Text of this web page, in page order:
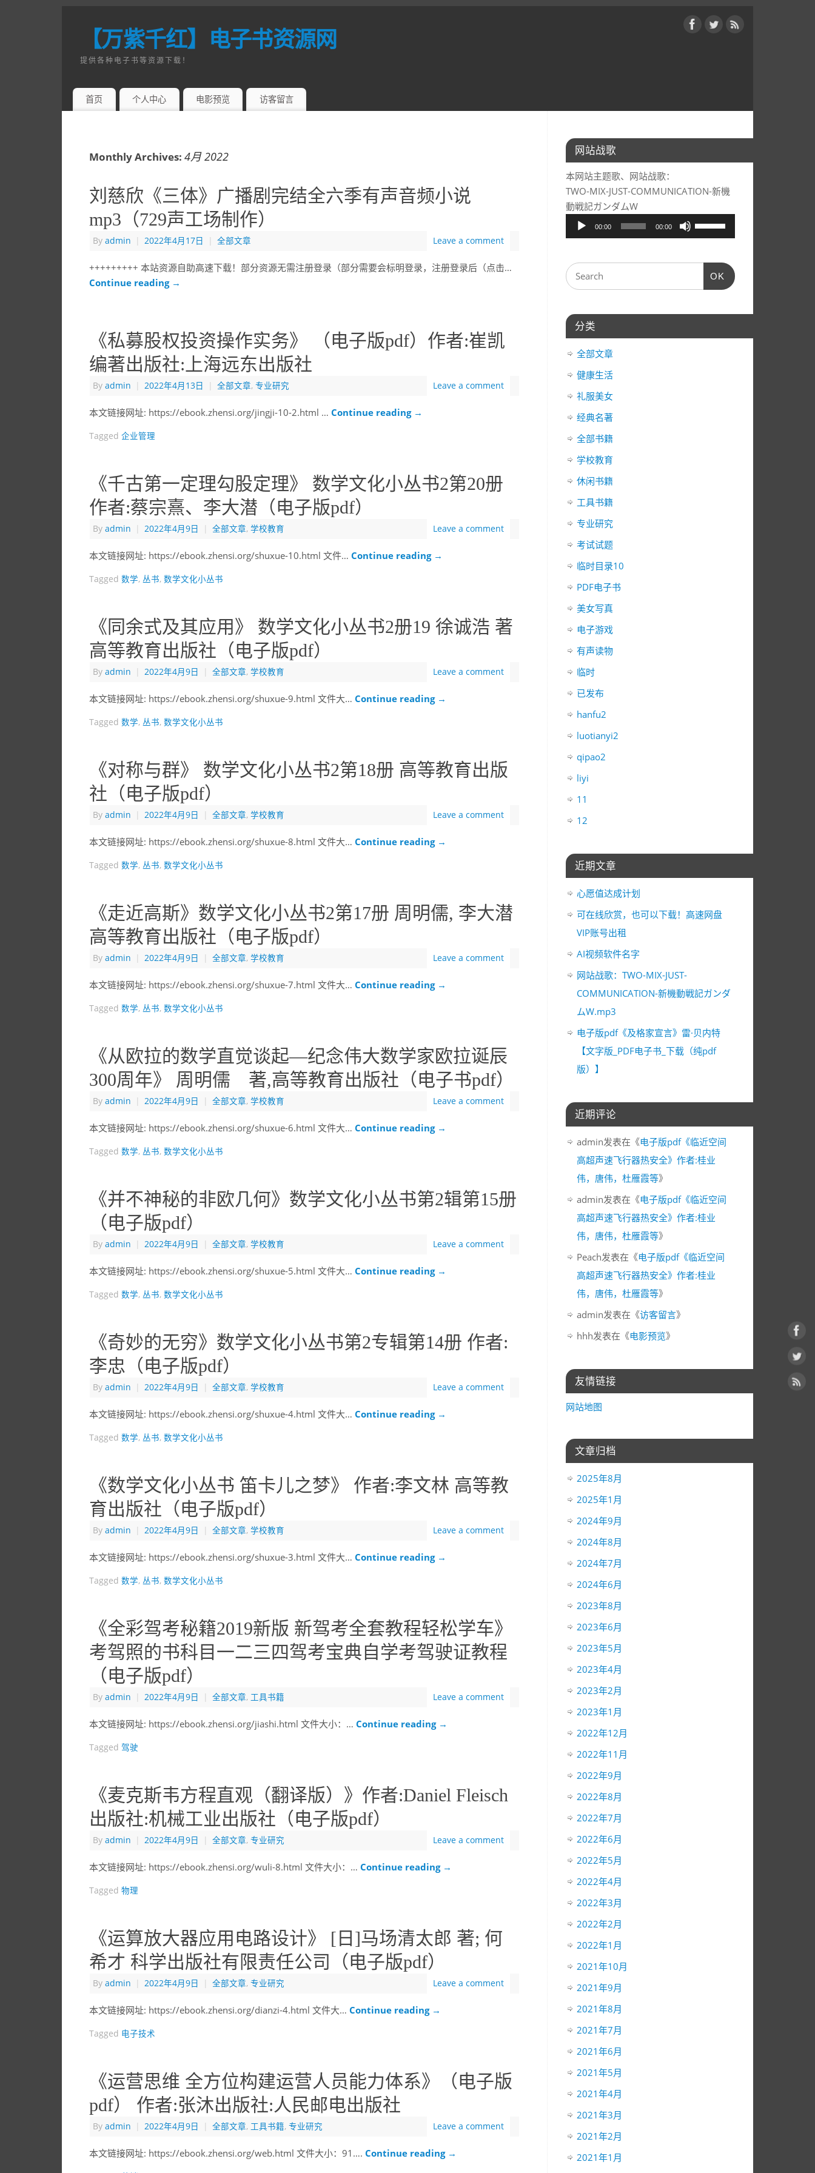
【万紫千红】电子书资源网
提供各种电子书等资源下载！
首页 个人中心 电影预览 访客留言
Monthly Archives: 4月 2022
刘慈欣《三体》广播剧完结全六季有声音频小说
mp3（729声工场制作）
By admin | 2022年4月17日 | 全部文章 Leave a comment
+++++++++ 本站资源自助高速下载！部分资源无需注册登录（部分需要会标明登录，注册登录后（点击…
Continue reading →
《私募股权投资操作实务》 （电子版pdf）作者:崔凯
编著出版社:上海远东出版社
By admin | 2022年4月13日 | 全部文章, 专业研究 Leave a comment
本文链接网址: https://ebook.zhensi.org/jingji-10-2.html … Continue reading →
Tagged 企业管理
《千古第一定理勾股定理》 数学文化小丛书2第20册
作者:蔡宗熹、李大潜（电子版pdf）
By admin | 2022年4月9日 | 全部文章, 学校教育 Leave a comment
本文链接网址: https://ebook.zhensi.org/shuxue-10.html 文件… Continue reading →
Tagged 数学, 丛书, 数学文化小丛书
《同余式及其应用》 数学文化小丛书2册19 徐诚浩 著
高等教育出版社（电子版pdf）
By admin | 2022年4月9日 | 全部文章, 学校教育 Leave a comment
本文链接网址: https://ebook.zhensi.org/shuxue-9.html 文件大… Continue reading →
Tagged 数学, 丛书, 数学文化小丛书
《对称与群》 数学文化小丛书2第18册 高等教育出版
社（电子版pdf）
By admin | 2022年4月9日 | 全部文章, 学校教育 Leave a comment
本文链接网址: https://ebook.zhensi.org/shuxue-8.html 文件大… Continue reading →
Tagged 数学, 丛书, 数学文化小丛书
《走近高斯》数学文化小丛书2第17册 周明儒, 李大潜
高等教育出版社（电子版pdf）
By admin | 2022年4月9日 | 全部文章, 学校教育 Leave a comment
本文链接网址: https://ebook.zhensi.org/shuxue-7.html 文件大… Continue reading →
Tagged 数学, 丛书, 数学文化小丛书
《从欧拉的数学直觉谈起—纪念伟大数学家欧拉诞辰
300周年》 周明儒 著,高等教育出版社（电子书pdf）
By admin | 2022年4月9日 | 全部文章, 学校教育 Leave a comment
本文链接网址: https://ebook.zhensi.org/shuxue-6.html 文件大… Continue reading →
Tagged 数学, 丛书, 数学文化小丛书
《并不神秘的非欧几何》数学文化小丛书第2辑第15册
（电子版pdf）
By admin | 2022年4月9日 | 全部文章, 学校教育 Leave a comment
本文链接网址: https://ebook.zhensi.org/shuxue-5.html 文件大… Continue reading →
Tagged 数学, 丛书, 数学文化小丛书
《奇妙的无穷》数学文化小丛书第2专辑第14册 作者:
李忠（电子版pdf）
By admin | 2022年4月9日 | 全部文章, 学校教育 Leave a comment
本文链接网址: https://ebook.zhensi.org/shuxue-4.html 文件大… Continue reading →
Tagged 数学, 丛书, 数学文化小丛书
《数学文化小丛书 笛卡儿之梦》 作者:李文林 高等教
育出版社（电子版pdf）
By admin | 2022年4月9日 | 全部文章, 学校教育 Leave a comment
本文链接网址: https://ebook.zhensi.org/shuxue-3.html 文件大… Continue reading →
Tagged 数学, 丛书, 数学文化小丛书
《全彩驾考秘籍2019新版 新驾考全套教程轻松学车》
考驾照的书科目一二三四驾考宝典自学考驾驶证教程
（电子版pdf）
By admin | 2022年4月9日 | 全部文章, 工具书籍 Leave a comment
本文链接网址: https://ebook.zhensi.org/jiashi.html 文件大小：… Continue reading →
Tagged 驾驶
《麦克斯韦方程直观（翻译版）》作者:Daniel Fleisch
出版社:机械工业出版社（电子版pdf）
By admin | 2022年4月9日 | 全部文章, 专业研究 Leave a comment
本文链接网址: https://ebook.zhensi.org/wuli-8.html 文件大小：… Continue reading →
Tagged 物理
《运算放大器应用电路设计》 [日]马场清太郎 著; 何
希才 科学出版社有限责任公司（电子版pdf）
By admin | 2022年4月9日 | 全部文章, 专业研究 Leave a comment
本文链接网址: https://ebook.zhensi.org/dianzi-4.html 文件大… Continue reading →
Tagged 电子技术
《运营思维 全方位构建运营人员能力体系》（电子版
pdf） 作者:张沐出版社:人民邮电出版社
By admin | 2022年4月9日 | 全部文章, 工具书籍, 专业研究 Leave a comment
本文链接网址: https://ebook.zhensi.org/web.html 文件大小：91…. Continue reading →
网站战歌
本网站主题歌、网站战歌：
TWO-MIX-JUST-COMMUNICATION-新機
動戦記ガンダムW
频
放
器
00:00 00:00
用
下
键
OK
分类
全部文章
健康生活
礼服美女
经典名著
全部书籍
学校教育
休闲书籍
工具书籍
专业研究
考试试题
临时目录10
PDF电子书
美女写真
电子游戏
有声读物
临时
已发布
hanfu2
luotianyi2
qipao2
liyi
11
12
近期文章
心愿值达成计划
可在线欣赏，也可以下载！高速网盘
VIP账号出租
AI视频软件名字
网站战歌：TWO-MIX-JUST-
COMMUNICATION-新機動戦記ガンダ
ムW.mp3
电子版pdf《及格家宣言》雷·贝内特
【文字版_PDF电子书_下载（纯pdf
版）】
近期评论
admin发表在《电子版pdf《临近空间
高超声速飞行器热安全》作者:桂业
伟，唐伟，杜雁霞等》
admin发表在《电子版pdf《临近空间
高超声速飞行器热安全》作者:桂业
伟，唐伟，杜雁霞等》
Peach发表在《电子版pdf《临近空间
高超声速飞行器热安全》作者:桂业
伟，唐伟，杜雁霞等》
admin发表在《访客留言》
hhh发表在《电影预览》
友情链接
网站地图
文章归档
2025年8月
2025年1月
2024年9月
2024年8月
2024年7月
2024年6月
2023年8月
2023年6月
2023年5月
2023年4月
2023年2月
2023年1月
2022年12月
2022年11月
2022年9月
2022年8月
2022年7月
2022年6月
2022年5月
2022年4月
2022年3月
2022年2月
2022年1月
2021年10月
2021年9月
2021年8月
2021年7月
2021年6月
2021年5月
2021年4月
2021年3月
2021年2月
2021年1月